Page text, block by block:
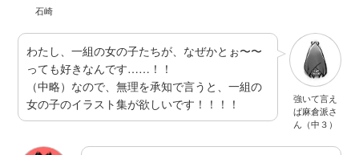
石崎
強いて言え
ば麻倉派さ
ん（中３）
わたし、一組の女の子たちが、なぜかとぉ〜〜
っても好きなんです……！！
（中略）なので、無理を承知で言うと、一組の
女の子のイラスト集が欲しいです！！！！